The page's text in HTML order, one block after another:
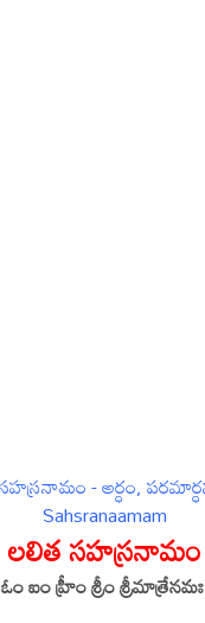
లలిత సహస్రనామం
ఓం ఐం హ్రీం శ్రీం శ్రీమాత్రేనమః